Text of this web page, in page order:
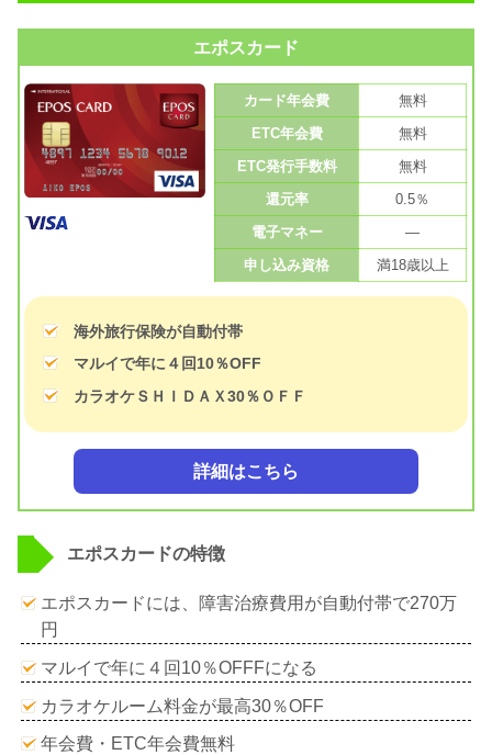
エポスカード
カード年会費
無料
ETC年会費
無料
ETC発行手数料
無料
還元率
0.5％
電子マネー
—
申し込み資格
満18歳以上
海外旅行保険が自動付帯
マルイで年に４回10％OFF
カラオケＳＨＩＤＡＸ30％ＯＦＦ
詳細はこちら
エポスカードの特徴
エポスカードには、障害治療費用が自動付帯で270万
円
マルイで年に４回10％OFFFになる
カラオケルーム料金が最高30％OFF
年会費・ETC年会費無料